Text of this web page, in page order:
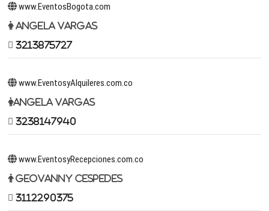
www.EventosBogota.com
Angela Vargas
3213875727
www.EventosyAlquileres.com.co
Angela Vargas
3238147940
www.EventosyRecepciones.com.co
Geovanny Cespedes
3112290375